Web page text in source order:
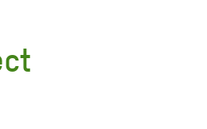
HAZ VOLUNTARIADO